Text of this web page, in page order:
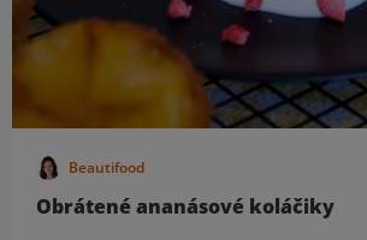
Beautifood
Obrátené ananásové koláčiky